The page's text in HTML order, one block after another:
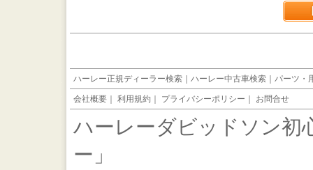
ハーレー正規ディーラー検索 ハーレー中古車検索 パーツ・
会社概要 利用規約 プライバシーポリシー お問合せ
ハーレーダビッドソン初
ー」